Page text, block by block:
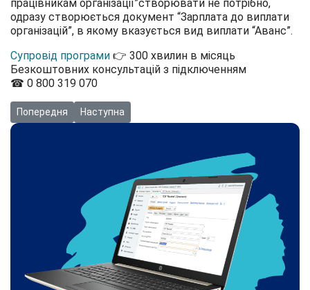
працівникам організації”створювати не потрібно,
одразу створюється документ “Зарплата до виплати
організацій”, в якому вказується вид виплати “Аванс”.
Супровід програми 👉 300 хвилин в місяць
Безкоштовних консультацій з підключенням
☎ 0 800 319 070
Попередня стаття: Відео: Групове формування ВКО на
Попередня Наступна стаття: Відео: Групова зміна реквізитів
Наступна